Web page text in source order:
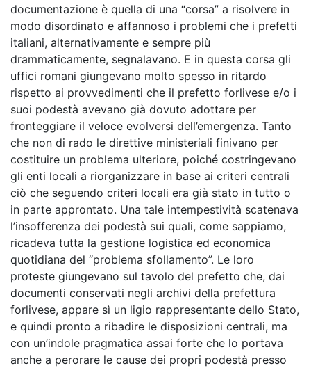
documentazione è quella di una “corsa” a risolvere in
modo disordinato e affannoso i problemi che i prefetti
italiani, alternativamente e sempre più
drammaticamente, segnalavano. E in questa corsa gli
uffici romani giungevano molto spesso in ritardo
rispetto ai provvedimenti che il prefetto forlivese e/o i
suoi podestà avevano già dovuto adottare per
fronteggiare il veloce evolversi dell’emergenza. Tanto
che non di rado le direttive ministeriali finivano per
costituire un problema ulteriore, poiché costringevano
gli enti locali a riorganizzare in base ai criteri centrali
ciò che seguendo criteri locali era già stato in tutto o
in parte approntato. Una tale intempestività scatenava
l’insofferenza dei podestà sui quali, come sappiamo,
ricadeva tutta la gestione logistica ed economica
quotidiana del “problema sfollamento”. Le loro
proteste giungevano sul tavolo del prefetto che, dai
documenti conservati negli archivi della prefettura
forlivese, appare sì un ligio rappresentante dello Stato,
e quindi pronto a ribadire le disposizioni centrali, ma
con un’indole pragmatica assai forte che lo portava
anche a perorare le cause dei propri podestà presso